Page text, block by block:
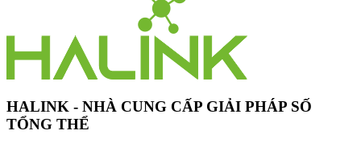
HALINK - NHÀ CUNG CẤP GIẢI PHÁP SỐ
TỔNG THỂ